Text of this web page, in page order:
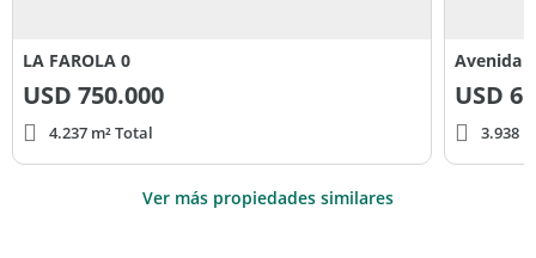
LA FAROLA 0
USD 750.000
4.237 m² Total
Avenida
USD
3.938
Ver más propiedades similares